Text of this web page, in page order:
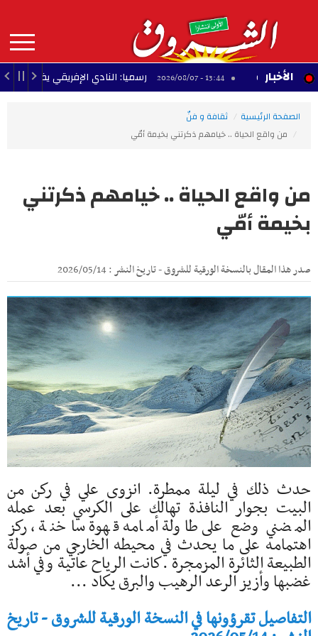
contenu
principal
MAIN
NAVIGATION الأخبار 13:44 - 2026/08/07 رسميا: النادي الإفريقي يضم المهاجم
الصفحة الرئيسية
ثقافة و فنّ
من واقع الحياة .. خيامهم ذكرتني بخيمة أمّي
من واقع الحياة .. خيامهم ذكرتني
بخيمة أمّي
صدر هذا المقال بالنسخة الورقية للشروق - تاريخ النشر : 2026/05/14
حدث ذلك في ليلة ممطرة. انزوى علي في ركن من
البيت بجوار النافذة تهالك على الكرسي بعد عمله
المضني وضع على طاولة أمامه قهوة ساخنة ، ركز
اهتمامه على ما يحدث في محيطه الخارجي من صولة
الطبيعة الثائرة المزمجرة .كانت الرياح عاتية وفي أشد
غضبها وأزيز الرعد الرهيب والبرق يكاد ...
التفاصيل تقرؤونها في النسخة الورقية للشروق - تاريخ